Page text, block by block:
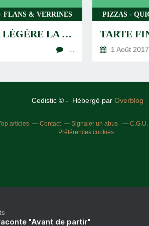
FLANS & VERRINES
PANACOTTA LÉGÈRE LA RECETTE !
1 Août 2017
Cedistic © - Hébergé par Overblog
articles Contact Signaler un abus C.G.U.
Préférences cookies
"Avant de partir"